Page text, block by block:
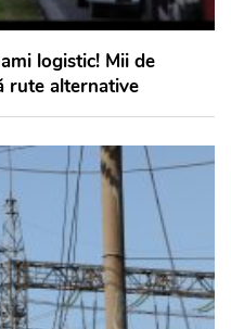
logistic! Mii de
rute alternative